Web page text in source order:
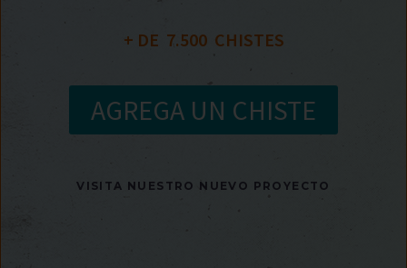
+ DE 7.500
  CHISTES
AGREGA UN CHISTE
VISITA NUESTRO NUEVO PROYECTO